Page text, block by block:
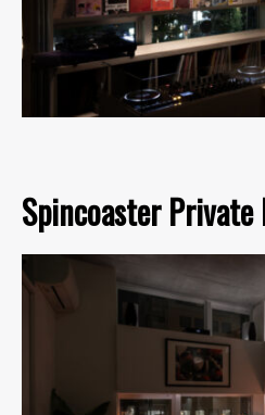
Spincoaster Private